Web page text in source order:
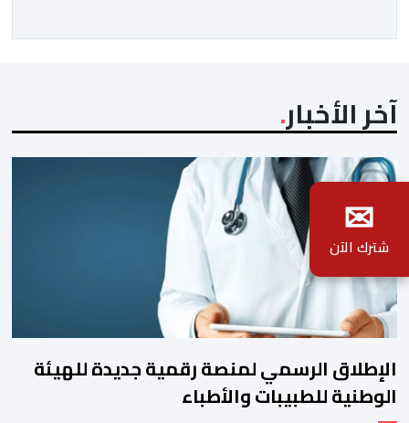
الدولي للموسيقى/ الشريك الرسمي لليونسكو)، […]
آخر الأخبار
الإطلاق الرسمي لمنصة رقمية جديدة للهيئة
الوطنية للطبيبات والأطباء
✉
شترك الآن